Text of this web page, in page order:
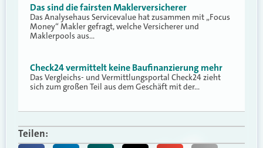
Das sind die fairsten Maklerversicherer
Das Analysehaus Servicevalue hat zusammen mit „Focus
Money“ Makler gefragt, welche Versicherer und
Maklerpools aus…
Check24 vermittelt keine Baufinanzierung mehr
Das Vergleichs- und Vermittlungsportal Check24 zieht
sich zum großen Teil aus dem Geschäft mit der…
Teilen: